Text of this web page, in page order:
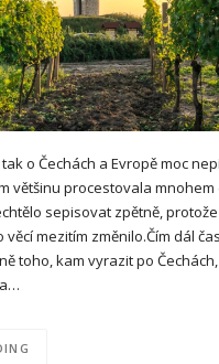
o Čechách a Evropě moc
většinu procestovala mnohem
sepisovat zpětně,
mezitím změnilo.Čím dál
toho, kam vyrazit po